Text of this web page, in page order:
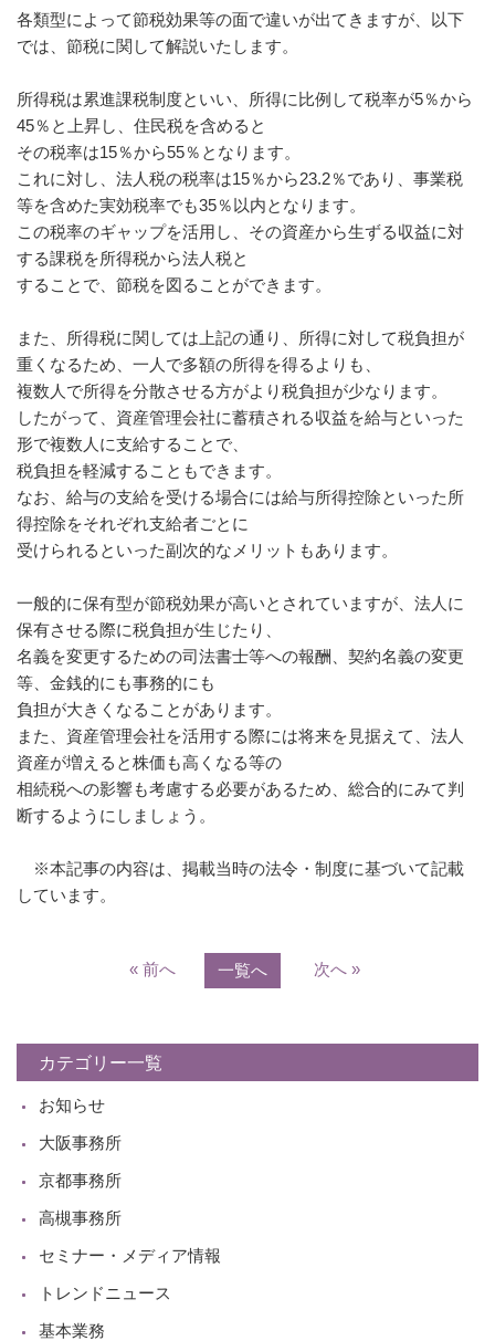
各類型によって節税効果等の面で違いが出てきますが、以下
では、節税に関して解説いたします。
所得税は累進課税制度といい、所得に比例して税率が5％から
45％と上昇し、住民税を含めると
その税率は15％から55％となります。
これに対し、法人税の税率は15％から23.2％であり、事業税
等を含めた実効税率でも35％以内となります。
この税率のギャップを活用し、その資産から生ずる収益に対
する課税を所得税から法人税と
することで、節税を図ることができます。
また、所得税に関しては上記の通り、所得に対して税負担が
重くなるため、一人で多額の所得を得るよりも、
複数人で所得を分散させる方がより税負担が少なります。
したがって、資産管理会社に蓄積される収益を給与といった
形で複数人に支給することで、
税負担を軽減することもできます。
なお、給与の支給を受ける場合には給与所得控除といった所
得控除をそれぞれ支給者ごとに
受けられるといった副次的なメリットもあります。
一般的に保有型が節税効果が高いとされていますが、法人に
保有させる際に税負担が生じたり、
名義を変更するための司法書士等への報酬、契約名義の変更
等、金銭的にも事務的にも
負担が大きくなることがあります。
また、資産管理会社を活用する際には将来を見据えて、法人
資産が増えると株価も高くなる等の
相続税への影響も考慮する必要があるため、総合的にみて判
断するようにしましょう。
※本記事の内容は、掲載当時の法令・制度に基づいて記載
しています。
« 前へ 一覧へ 次へ »
カテゴリー一覧
お知らせ
大阪事務所
京都事務所
高槻事務所
セミナー・メディア情報
トレンドニュース
基本業務